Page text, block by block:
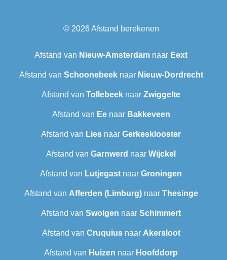
© 2026Afstand berekenen
Afstand van Nieuw-Amsterdam naar Eext
Afstand van Schoonebeeknaar Nieuw-Dordrecht
Afstand van Tollebeek naar Zwiggelte
Afstand van Eenaar Bakkeveen
Afstand van Lies naar Gerkesklooster
Afstand van Garnwerd naar Wijckel
Afstand van Lutjegast naar Groningen
Afstand van Afferden (Limburg)naar Thesinge
Afstand van Swolgen naar Schimmert
Afstand van Cruquiusnaar Akersloot
Afstand van Huizen naar Hoofddorp